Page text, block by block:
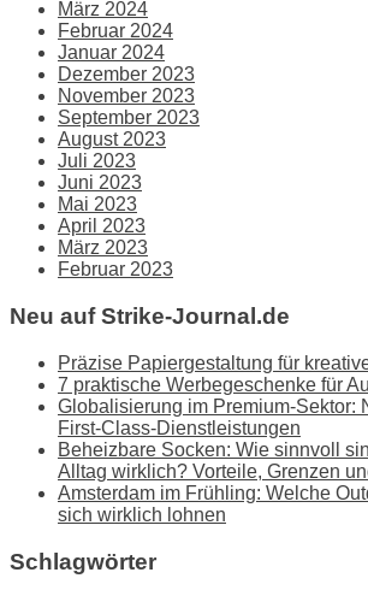
März 2024
Februar 2024
Januar 2024
Dezember 2023
November 2023
September 2023
August 2023
Juli 2023
Juni 2023
Mai 2023
April 2023
März 2023
Februar 2023
Neu auf Strike-Journal.de
Präzise Papiergestaltung für
7 praktische Werbegeschenke für
Globalisierung im Premium-Sektor:
First-Class-Dienstleistungen
Beheizbare Socken: Wie sinnvoll
Alltag wirklich? Vorteile, Grenzen
Amsterdam im Frühling: Welche
sich wirklich lohnen
Schlagwörter